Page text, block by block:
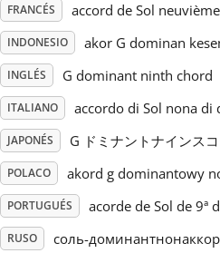
Türkçe
Українська
简体中文
FRANCÉS accord de Sol
INDONESIO akor G dominan
INGLÉS G dominant ninth chord
ITALIANO accordo di Sol nona di
JAPONÉS G ドミナントナインス
POLACO akord g dominantowy
PORTUGUÉS acorde de Sol de 9ª
RUSO соль-